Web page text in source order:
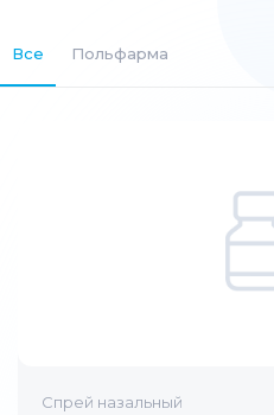
Все Польфарма
Спрей назальный